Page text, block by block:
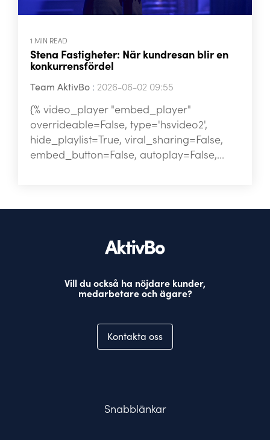
1 MIN READ
Stena Fastigheter: När kundresan blir en
konkurrensfördel
Team AktivBo : 2026-06-02 09:55
{% video_player "embed_player"
overrideable=False, type='hsvideo2',
hide_playlist=True, viral_sharing=False,
embed_button=False, autoplay=False,...
Vill du också ha nöjdare kunder,
medarbetare och ägare?
Kontakta oss
Snabblänkar